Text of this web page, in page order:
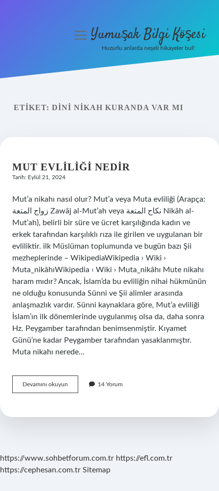
Yasal Uyarı
menüyüYumuşak Bilgi Köşesi
Huzurlu anlarda neşeli hikayeler bul!
ETIKET: DINI NIKAH KURANDA VAR MI
MUT EVLILIĞI NEDIR
Tarih: Eylül 21, 2024
Mut’a nikahı nasıl olur? Mut’a veya Muta evliliği (Arapça:
زواج المتعة Zawāj al-Mut’ah veya نكاح المتعة Nikāh al-
Mut’ah), belirli bir süre ve ücret karşılığında kadın ve
erkek tarafından karşılıklı rıza ile girilen ve uygulanan bir
evliliktir. ilk Müslüman toplumunda ve bugün bazı Şii
mezheplerinde – WikipediaWikipedia › Wiki ›
Muta_nikâhıWikipedia › Wiki › Muta_nikâhı Mute nikahı
haram mıdır? Ancak, İslam’da bu evliliğin nihai hükmünün
ne olduğu konusunda Sünni ve Şii alimler arasında
anlaşmazlık vardır. Sünni kaynaklara göre, Mut’a evliliği
İslam’ın ilk dönemlerinde uygulanmış olsa da, daha sonra
Hz. Peygamber tarafından benimsenmiştir. Kıyamet
Günü’ne kadar Peygamber tarafından yasaklanmıştır.
Muta nikahı nerede…
Devamını okuyun
Evliliği
14 Yorum
https://www.sohbetforum.com.tr https://efl.com.tr
https://cephesan.com.tr Sitemap